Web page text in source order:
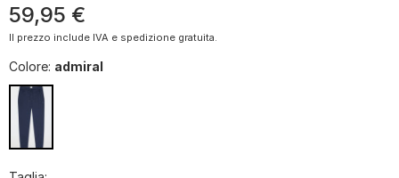
59,95 €
Il prezzo include IVA e spedizione gratuita.
Colore: admiral